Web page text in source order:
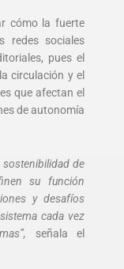
cómo la fuerte
redes sociales
pues el
circulación y el
que afectan el
de autonomía
sostenibilidad de
su función
y desafíos
cada vez
señala el